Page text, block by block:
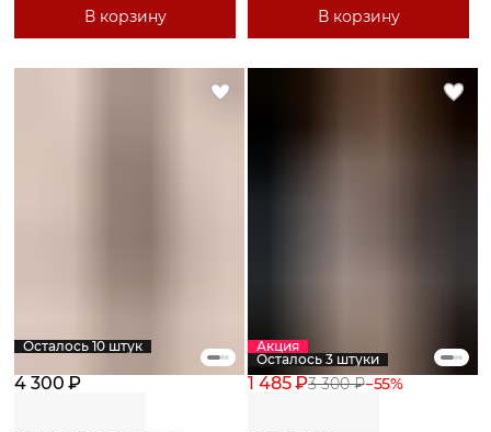
В корзину
В корзину
Осталось 10 штук
4 300 ₽
Акция
Осталось 3 штуки
1 485 ₽3 300 ₽−55%